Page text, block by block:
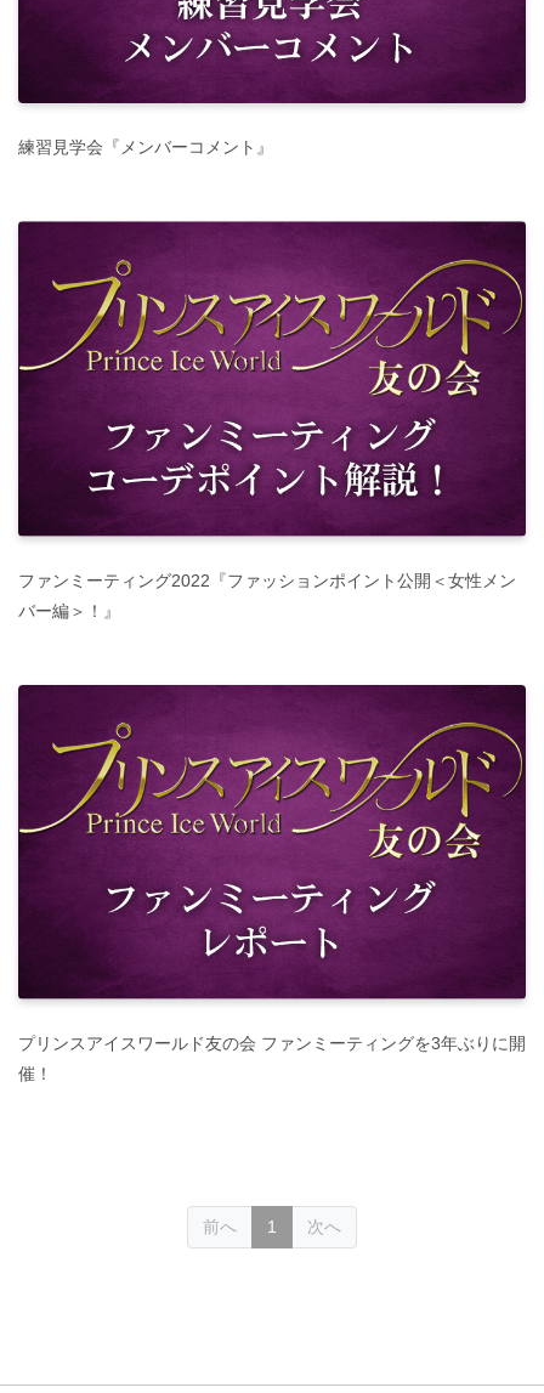
練習見学会『メンバーコメント』
ファンミーティング2022『ファッションポイント公開＜女性メン
バー編＞！』
プリンスアイスワールド友の会 ファンミーティングを3年ぶりに開
催！
前へ 1 (current)
次へ